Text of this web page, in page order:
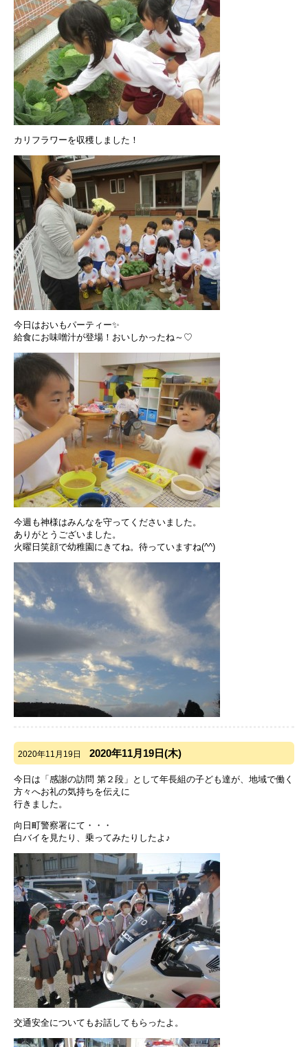
カリフラワーを収穫しました！
今日はおいもパーティー✨
給食にお味噌汁が登場！おいしかったね～♡
今週も神様はみんなを守ってくださいました。
ありがとうございました。
火曜日笑顔で幼稚園にきてね。待っていますね(^^)
2020年11月19日 2020年11月19日(木)
今日は「感謝の訪問 第２段」として年長組の子ども達が、地域で働く
方々へお礼の気持ちを伝えに
行きました。
向日町警察署にて・・・
白バイを見たり、乗ってみたりしたよ♪
交通安全についてもお話してもらったよ。